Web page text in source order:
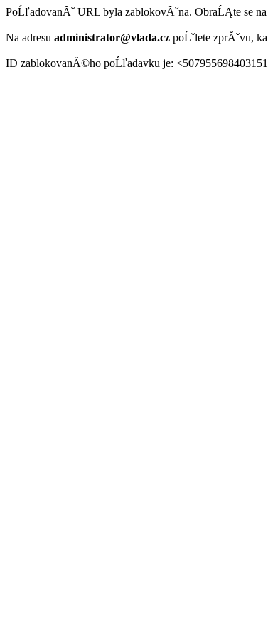
PoĹľadovanĂˇ URL byla zablokovĂˇna. ObraĹĄte se
Na adresu administrator@vlada.cz poĹˇlete zprĂˇvu,
ID zablokovanĂ©ho poĹľadavku je: